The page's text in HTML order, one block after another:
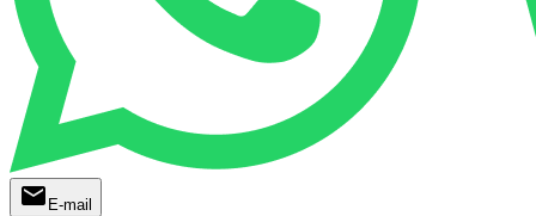
mail E-mail